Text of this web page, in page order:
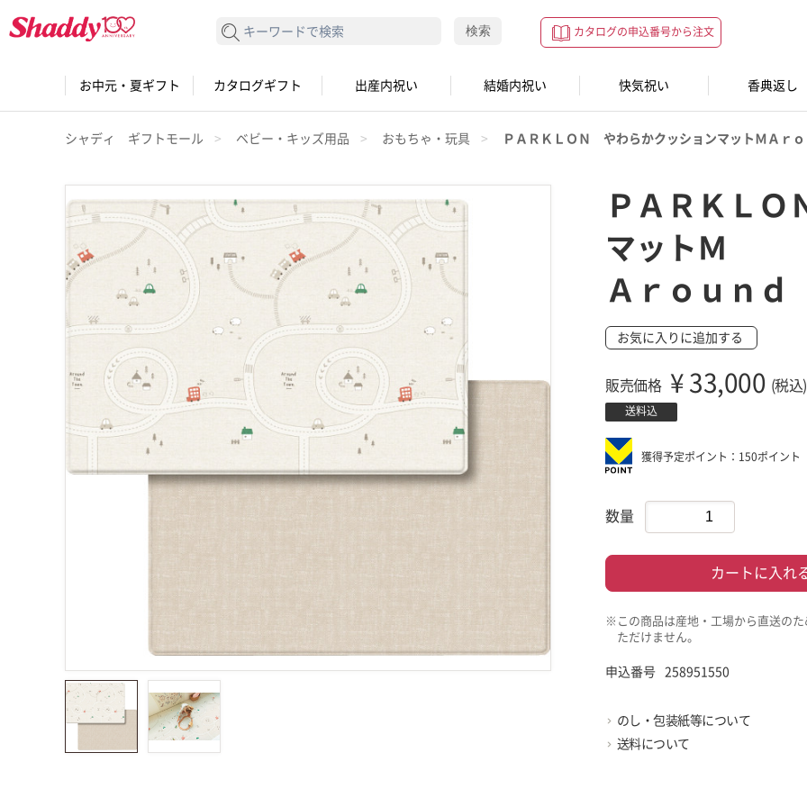
カタログの申込番号から注文
検索する 検索
お中元・夏ギフト カタログギフト 出産内祝い 結婚内祝い 快気祝い 香典返し
シャディ ギフトモール ベビー・キッズ用品 おもちゃ・玩具 ＰＡＲＫＬＯＮ やわらかクッションマットＭＡｒ
ＰＡＲＫＬ
マットＭ
Ａｒｏｕｎ
お気に入りに追加する
販売価格 ¥ 33,000 (税込)
送料込
獲得予定ポイント：150ポイント
数量
カートに入れ
※この商品は産地・工場から直送の
ただけません。
申込番号 258951550
のし・包装紙等について
送料について